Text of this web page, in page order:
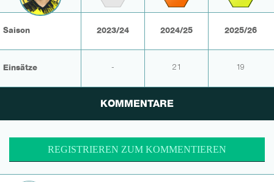
Saison 2023/24 2024/25 2025/26
Einsätze - 21 19
KOMMENTARE
REGISTRIEREN ZUM KOMMENTIEREN